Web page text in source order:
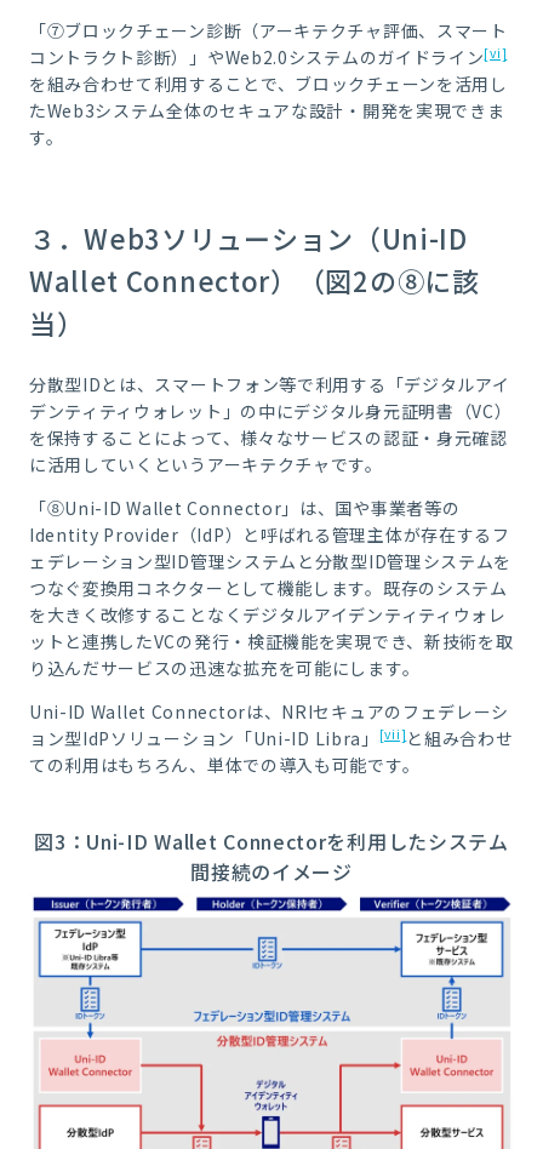
「⑦ブロックチェーン診断（アーキテクチャ評価、スマート
コントラクト診断）」やWeb2.0システムのガイドライン[vi]
を組み合わせて利用することで、ブロックチェーンを活用し
たWeb3システム全体のセキュアな設計・開発を実現できま
す。
３．Web3ソリューション（Uni-ID
Wallet Connector）（図2の⑧に該
当）
分散型IDとは、スマートフォン等で利用する「デジタルアイ
デンティティウォレット」の中にデジタル身元証明書（VC）
を保持することによって、様々なサービスの認証・身元確認
に活用していくというアーキテクチャです。
「⑧Uni-ID Wallet Connector」は、国や事業者等の
Identity Provider（IdP）と呼ばれる管理主体が存在するフ
ェデレーション型ID管理システムと分散型ID管理システムを
つなぐ変換用コネクターとして機能します。既存のシステム
を大きく改修することなくデジタルアイデンティティウォレ
ットと連携したVCの発行・検証機能を実現でき、新技術を取
り込んだサービスの迅速な拡充を可能にします。
Uni-ID Wallet Connectorは、NRIセキュアのフェデレーシ
ョン型IdPソリューション「Uni-ID Libra」[vii]と組み合わせ
ての利用はもちろん、単体での導入も可能です。
図3：Uni-ID Wallet Connectorを利用したシステム
間接続のイメージ